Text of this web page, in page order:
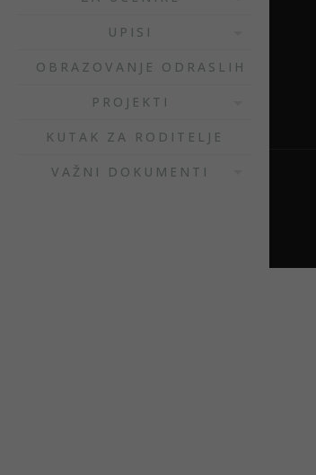
UPISI
OBRAZOVANJE ODRASLIH
PROJEKTI
KUTAK ZA RODITELJE
VAŽNI DOKUMENTI